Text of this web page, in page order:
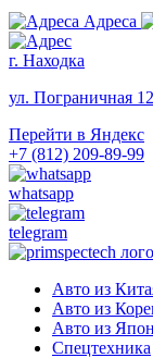
Адреса
г. Находка
ул. Пограничная
Перейти в Яндекс
+7 (812) 209-89-99
whatsapp
telegram
Авто из
Авто из
Авто из
Спецтехника